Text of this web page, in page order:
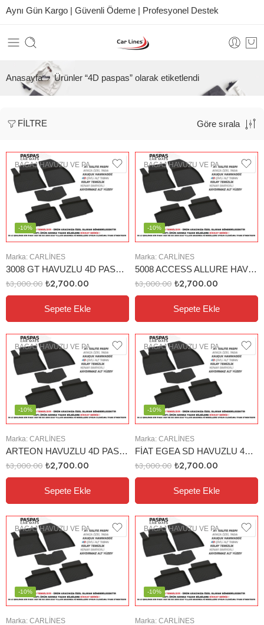
Aynı Gün Kargo | Güvenli Ödeme | Profesyonel Destek
Anasayfa Ürünler “4D paspas” olarak etiketlendi
FILTRE Göre sırala
BAGAJ HAVUZU VE PASPAS
Marka: CARLINES
3008 GT HAVUZLU 4D PASPAS (2016-2019)
-10%
₺3,000.00 ₺2,700.00
Sepete Ekle
BAGAJ HAVUZU VE PASPAS
Marka: CARLINES
5008 ACCESS ALLURE HAVUZLU 4D PASPAS
-10%
₺3,000.00 ₺2,700.00
Sepete Ekle
BAGAJ HAVUZU VE PASPAS
Marka: CARLINES
ARTEON HAVUZLU 4D PASPAS
-10%
₺3,000.00 ₺2,700.00
Sepete Ekle
BAGAJ HAVUZU VE PASPAS
Marka: CARLINES
FİAT EGEA SD HAVUZLU 4D PASPAS TABAN
-10%
₺3,000.00 ₺2,700.00
Sepete Ekle
BAGAJ HAVUZU VE PASPAS
Marka: CARLINES
-10%
BAGAJ HAVUZU VE PASPAS
Marka: CARLINES
-10%